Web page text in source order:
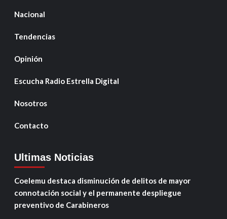
Nacional
Tendencias
Opinión
Escucha Radio Estrella Digital
Nosotros
Contacto
Ultimas Noticias
Coelemu destaca disminución de delitos de mayor
connotación social y el permanente despliegue
preventivo de Carabineros